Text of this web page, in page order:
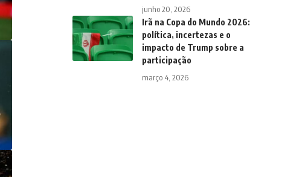
junho 20, 2026
Irã na Copa do Mundo 2026:
política, incertezas e o
impacto de Trump sobre a
participação
março 4, 2026